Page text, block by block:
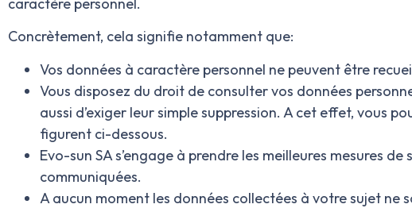
Concrètement, cela signifie notamment que:
Vos données à caractère personnel ne peuvent être
Vous disposez du droit de consulter vos données
aussi d’exiger leur simple suppression. A cet effet, vous
figurent ci-dessous.
Evo-sun SAs’engage à prendre les meilleures mesures
communiquées.
A aucun moment les données collectées à votre sujet ne